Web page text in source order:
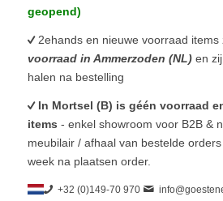
geopend)
2ehands en nieuwe voorraad items
voorraad in Ammerzoden (NL)en
halen na bestelling
In Mortsel (B) is géén voorraad
items - enkel showroom voor B2B &
meubilair / afhaal van bestelde
week na plaatsen order.
+32 (0)149-70 970